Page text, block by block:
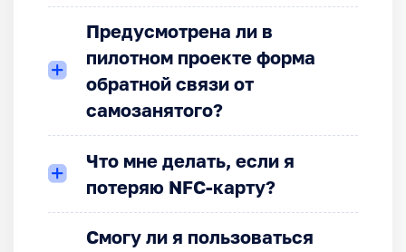
Предусмотрена ли в
пилотном проекте форма
обратной связи от
самозанятого?
Что мне делать, если я
потеряю NFC-карту?
Смогу ли я пользоваться